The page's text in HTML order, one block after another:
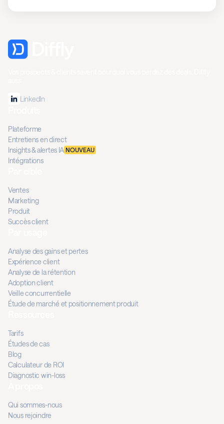
LinkedIn
Plateforme
Entretiens en direct
Insights & alertes IA NOUVEAU
Intégrations
Ventes
Marketing
Produit
Succès client
Analyse des gains et pertes
Expérience client
Analyse de la rétention
Adoption client
Veille concurrentielle
Étude de marché et positionnement produit
Tarifs
Études de cas
Blog
Calculateur de ROI
Diagnostic win-loss
Qui sommes-nous
Nous rejoindre